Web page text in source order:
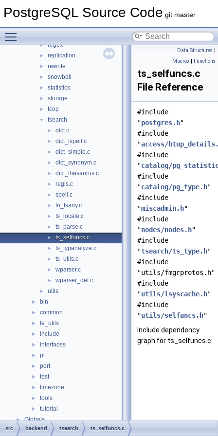
PostgreSQL Source Code git master
► partitioning
► regex
► replication
► rewrite
► snowball
► statistics
► storage
► tcop
▼ tsearch
► dict.c
► dict_ispell.c
► dict_simple.c
► dict_synonym.c
► dict_thesaurus.c
► regis.c
► spell.c
► to_tsany.c
► ts_locale.c
► ts_parse.c
► ts_selfuncs.c
► ts_typanalyze.c
► ts_utils.c
► wparser.c
► wparser_def.c
► utils
► bin
► common
► fe_utils
► include
► interfaces
► pl
► port
► test
► timezone
► tools
► tutorial
► Globals
Data Structures |
Macros | Functions
ts_selfuncs.c
File Reference
#include
"postgres.h"
#include
"access/
#include
"catalog/
#include
"catalog/pg_type.h"
#include
"miscadmin.h"
#include
"nodes/nodes.h"
#include
"tsearch/ts_type.h"
#include
"utils/fmgrprotos.h"
#include
"utils/lsyscache.h"
#include
"utils/selfuncs.h"
Include dependency
graph for ts_selfuncs.c:
src backend tsearch ts_selfuncs.c